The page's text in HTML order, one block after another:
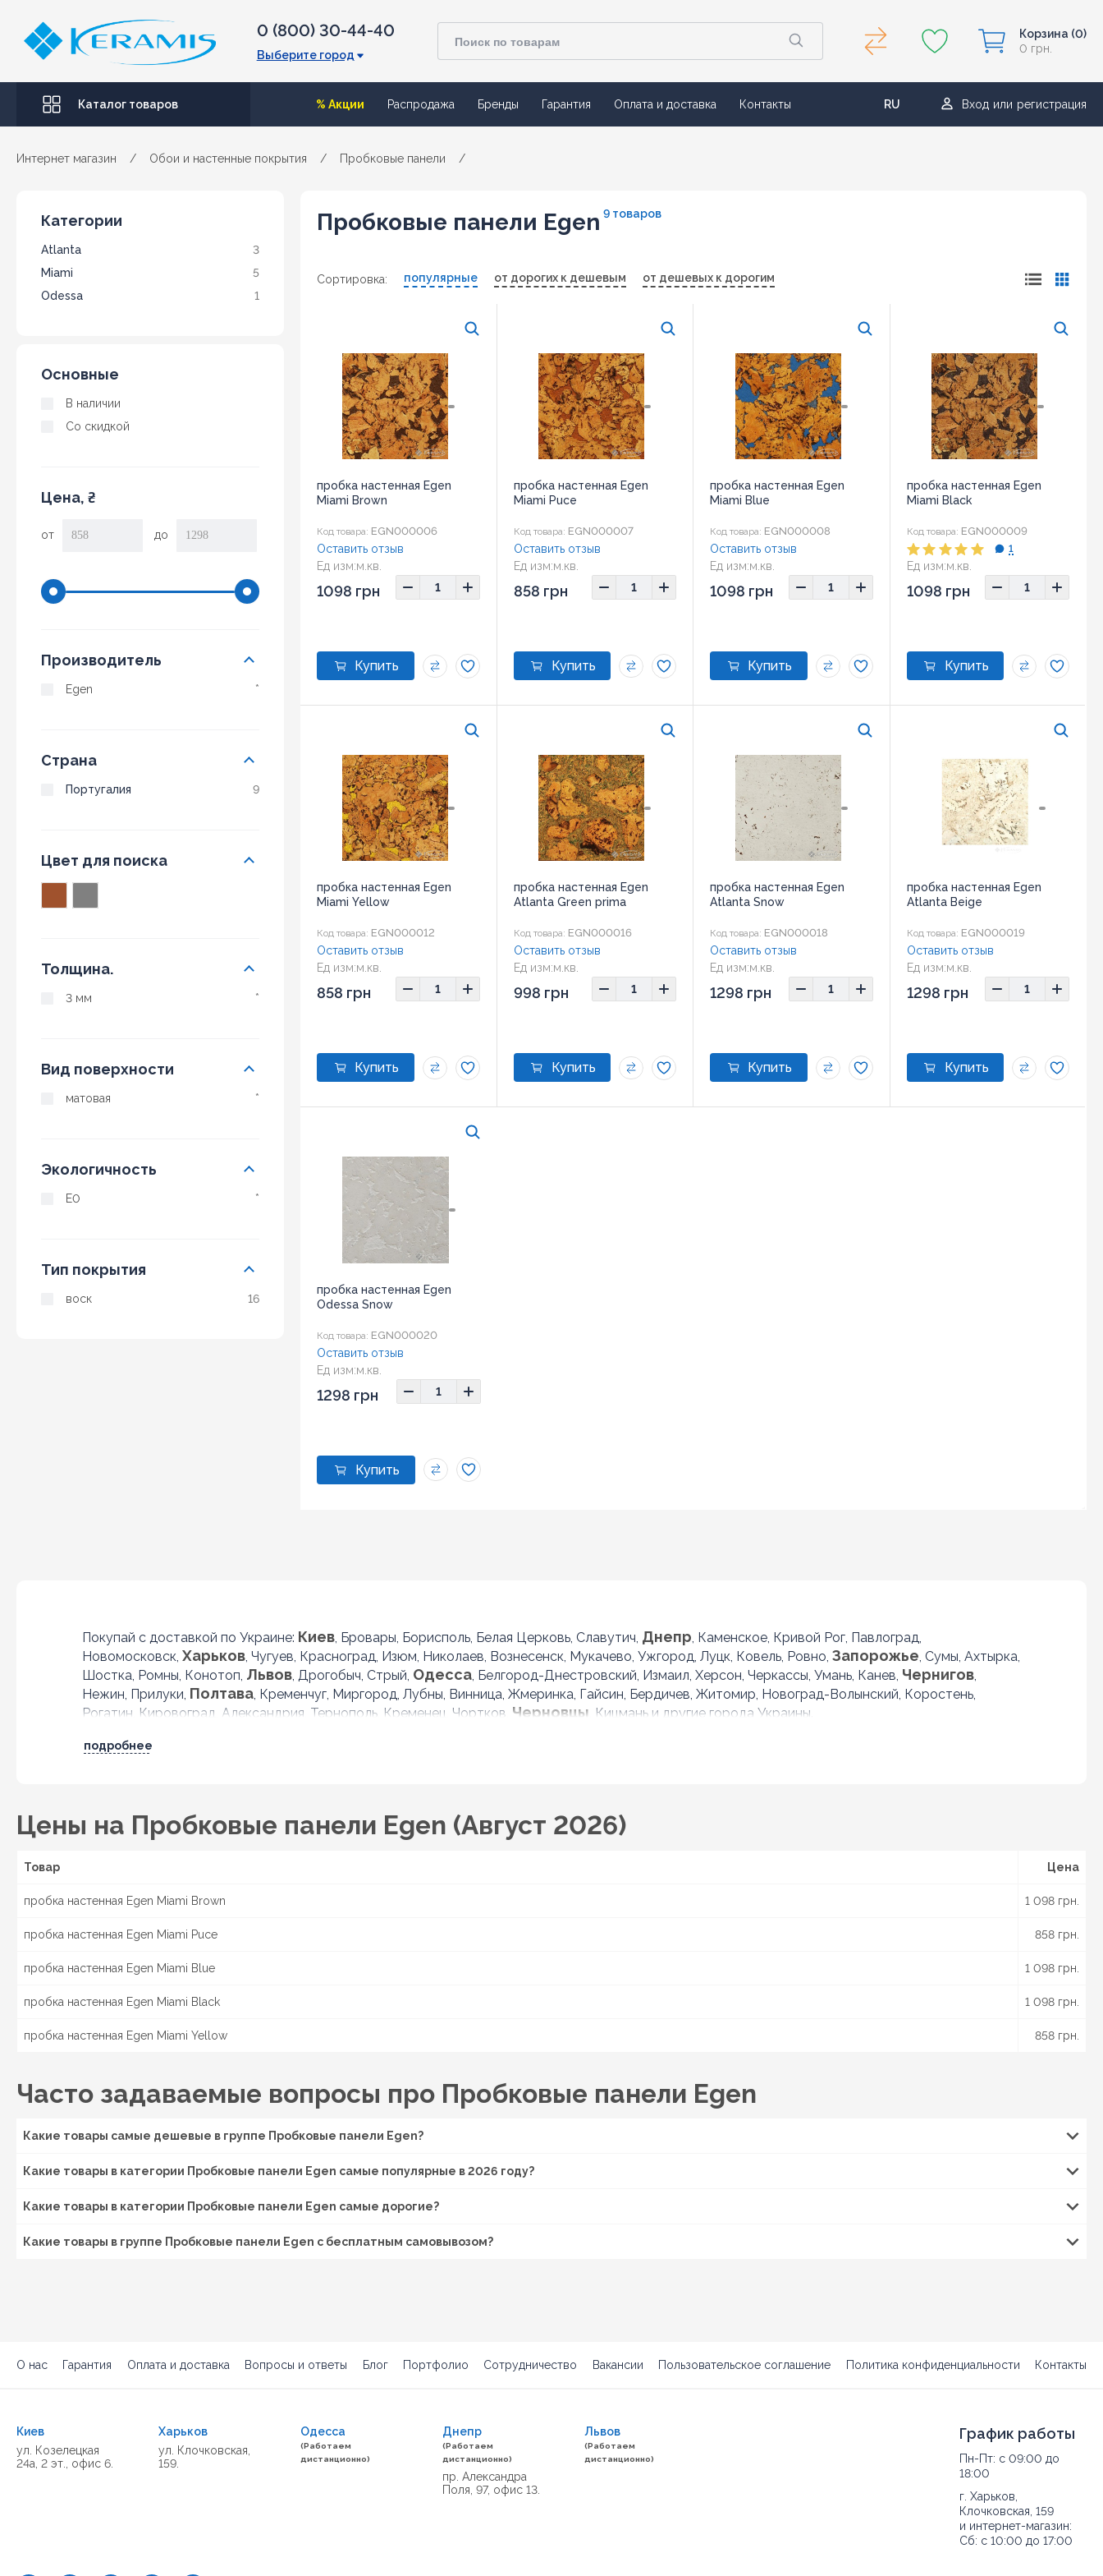
0 (800) 30-44-40
Выберите город
Корзина (0)
0 грн.
Каталог товаров % Акции Распродажа Бренды Гарантия Оплата и доставка
Контакты
UA
RU Вход или регистрация
Интернет магазин / Обои и настенные покрытия / Пробковые панели /
Категории
Atlanta
3
Miami
5
Odessa
1
Основные
В наличии
Со скидкой
Цена, ₴
от до
Производитель
Egen *
Страна
Португалия 9
Цвет для поиска
Толщина.
3 мм *
Вид поверхности
матовая *
Экологичность
E0 *
Тип покрытия
воск 16
Пробковые панели Egen 9 товаров
Сортировка: популярные от дорогих к дешевым от дешевых к дорогим
пробка настенная Egen
Miami Brown
Код товара: EGN000006
Ед изм:м.кв.
600x300 мм
Оставить отзыв
1098 грн
пробка настенная Egen
Miami Puce
Код товара: EGN000007
Ед изм:м.кв.
600x300 мм
Оставить отзыв
858 грн
пробка настенная Egen
Miami Blue
Код товара: EGN000008
Ед изм:м.кв.
600x300 мм
Оставить отзыв
1098 грн
пробка настенная Egen
Miami Black
Код товара: EGN000009
Ед изм:м.кв.
600x300 мм
1
1098 грн
пробка настенная Egen
Miami Yellow
Код товара: EGN000012
Ед изм:м.кв.
600x300 мм
Оставить отзыв
858 грн
пробка настенная Egen
Atlanta Green prima
Код товара: EGN000016
Ед изм:м.кв.
600x300 мм
Оставить отзыв
998 грн
пробка настенная Egen
Atlanta Snow
Код товара: EGN000018
Ед изм:м.кв.
600x300 мм
Оставить отзыв
1298 грн
пробка настенная Egen
Atlanta Beige
Код товара: EGN000019
Ед изм:м.кв.
600x300 мм
Оставить отзыв
1298 грн
пробка настенная Egen
Odessa Snow
Код товара: EGN000020
Ед изм:м.кв.
600x300 мм
Оставить отзыв
1298 грн
Покупай с доставкой по Украине: Киев , Бровары, Борисполь, Белая Церковь, Славутич, Днепр , Каменское, Кривой Рог, Павлоград,
Новомосковск, Харьков , Чугуев, Красноград, Изюм, Николаев, Вознесенск, Мукачево, Ужгород, Луцк, Ковель, Ровно, Запорожье , Сумы, Ахтырка,
Шостка, Ромны, Конотоп, Львов , Дрогобыч, Стрый, Одесса , Белгород-Днестровский, Измаил, Херсон, Черкассы, Умань, Канев, Чернигов
Нежин, Прилуки, Полтава , Кременчуг, Миргород, Лубны, Винница, Жмеринка, Гайсин, Бердичев, Житомир, Новоград-Волынский, Коростень,
Рогатин, Кировоград, Александрия, Тернополь, Кременец, Чортков, Черновцы , Кицмань и другие города Украины.
подробнее
Цены на Пробковые панели Egen (Август 2026)
Товар Цена
пробка настенная Egen Miami Brown 1 098 грн.
пробка настенная Egen Miami Puce 858 грн.
пробка настенная Egen Miami Blue 1 098 грн.
пробка настенная Egen Miami Black 1 098 грн.
пробка настенная Egen Miami Yellow 858 грн.
Часто задаваемые вопросы про Пробковые панели Egen
Какие товары самые дешевые в группе Пробковые панели Egen?
Какие товары в категории Пробковые панели Egen самые популярные в 2026 году?
Какие товары в категории Пробковые панели Egen самые дорогие?
Какие товары в группе Пробковые панели Egen с бесплатным самовывозом?
О нас Гарантия Оплата и доставка Вопросы и ответы Блог Портфолио Сотрудничество Вакансии Пользовательское соглашение Политика конфиденциальности Контакты
Киев
ул. Козелецкая
24а, 2 эт., офис 6.
Харьков
ул. Клочковская,
159.
Одесса
(Работаем
дистанционно)
Днепр
(Работаем
дистанционно)
пр. Александра
Поля, 97, офис 13.
Львов
(Работаем
дистанционно)
График работы
Пн-Пт: с 09:00 до
18:00
г. Харьков,
Клочковская, 159
и интернет-магазин:
Сб: с 10:00 до 17:00